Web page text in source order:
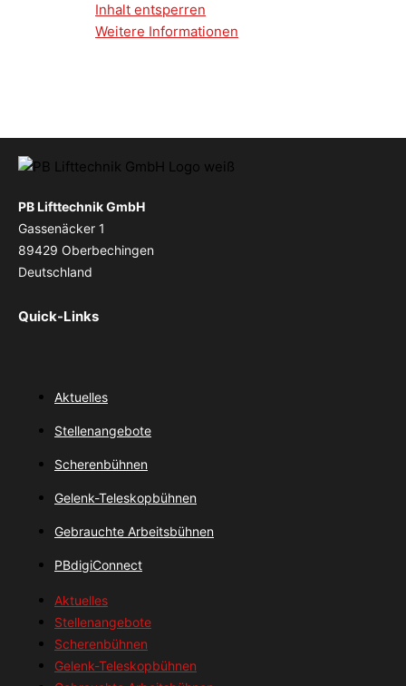
Inhalt entsperren
Weitere Informationen
PB Lifttechnik GmbH
Gassenäcker 1
89429 Oberbechingen
Deutschland
Quick-Links
Aktuelles
Stellenangebote
Scherenbühnen
Gelenk-Teleskopbühnen
Gebrauchte Arbeitsbühnen
PBdigiConnect
Aktuelles
Stellenangebote
Scherenbühnen
Gelenk-Teleskopbühnen